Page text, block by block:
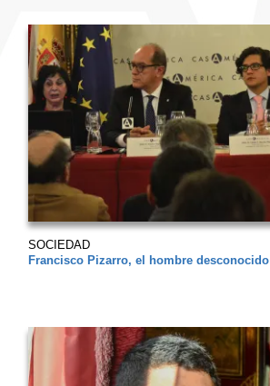
SOCIEDAD
Francisco Pizarro, el hombre desconocido